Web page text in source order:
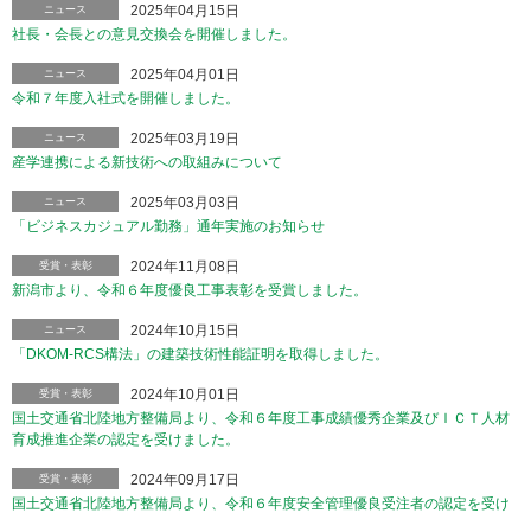
ニュース
2025年04月15日
社長・会長との意見交換会を開催しました。
ニュース
2025年04月01日
令和７年度入社式を開催しました。
ニュース
2025年03月19日
産学連携による新技術への取組みについて
ニュース
2025年03月03日
「ビジネスカジュアル勤務」通年実施のお知らせ
受賞・表彰
2024年11月08日
新潟市より、令和６年度優良工事表彰を受賞しました。
ニュース
2024年10月15日
「DKOM-RCS構法」の建築技術性能証明を取得しました。
受賞・表彰
2024年10月01日
国土交通省北陸地方整備局より、令和６年度工事成績優秀企業及びＩＣＴ人材
育成推進企業の認定を受けました。
受賞・表彰
2024年09月17日
国土交通省北陸地方整備局より、令和６年度安全管理優良受注者の認定を受け